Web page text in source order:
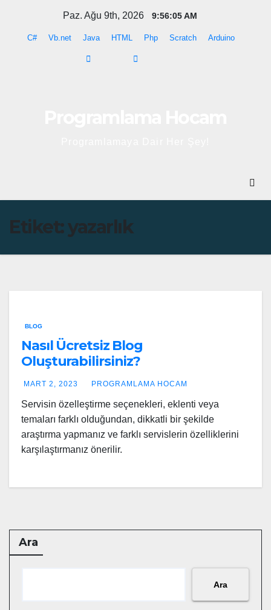
Paz. Ağu 9th, 2026 9:56:05 AM
C# Vb.net Java HTML Php Scratch Arduino
Etiket:yazarlık
BLOG
Nasıl Ücretsiz Blog
Oluşturabilirsiniz?
MART 2, 2023 PROGRAMLAMA HOCAM
Servisin özelleştirme seçenekleri, eklenti veya
temaları farklı olduğundan, dikkatli bir şekilde
araştırma yapmanız ve farklı servislerin özelliklerini
karşılaştırmanız önerilir.
Ara
Ara